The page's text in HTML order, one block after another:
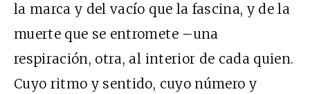
la marca y del vacío que la fascina, y de la
muerte que se entromete –una
respiración, otra, al interior de cada quien.
Cuyo ritmo y sentido, cuyo número y